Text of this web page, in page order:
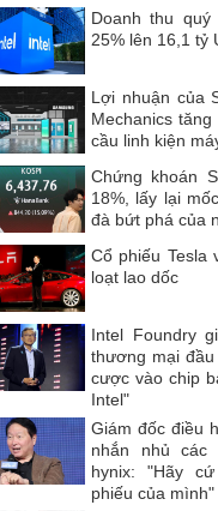
Doanh thu
25% lên 16,1 tỷ
Lợi nhuận của
Mechanics
cầu linh kiện
Chứng khoán
18%, lấy lại
đà bứt phá của
Cổ phiếu Tesla
loạt lao dốc
Intel Foundry
thương mại
cược vào chip
Intel"
Giám đốc điều
nhắn nhủ
hynix: "Hãy
phiếu của mình"